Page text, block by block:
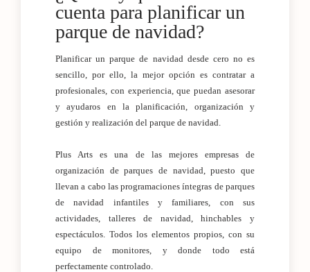
cuenta para planificar un
parque de navidad?
Planificar un parque de navidad desde cero no es
sencillo, por ello, la mejor opción es contratar a
profesionales, con experiencia, que puedan asesorar
y ayudaros en la planificación, organización y
gestión y realización del parque de navidad.
Plus Arts es una de las mejores empresas de
organización de parques de navidad, puesto que
llevan a cabo las programaciones íntegras de parques
de navidad infantiles y familiares, con sus
actividades, talleres de navidad, hinchables y
espectáculos. Todos los elementos propios, con su
equipo de monitores, y donde todo está
perfectamente controlado.